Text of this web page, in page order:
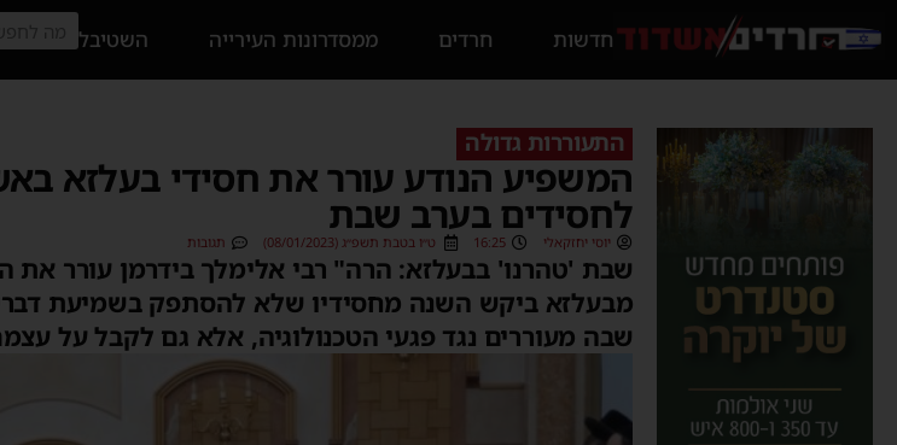
חדשות חרדים ממסדרונות העירייה השטיבל
התעוררות גדולה
המשפיע הנודע עורר את חסידי בעלזא
לחסידים בערב שבת
יוסי יחזקאלי 16:25 ט״ו בטבת תשפ״ג (08/01/2023) תגובות
שבת 'טהרנו' בבעלזא: הרה" רבי אלימלך בידרמן עורר
מבעלזא ביקש השנה מחסידיו שלא להסתפק בשמיעת
שבה מעוררים נגד פגעי הטכנולוגיה, אלא גם לקבל על